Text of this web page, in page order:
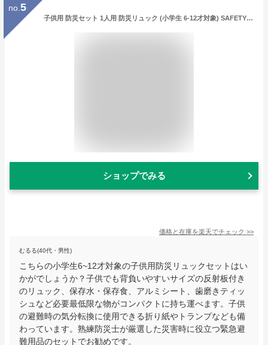
no. 5
子供用 防災セット 1人用 防災リュック (小学生 6-12才対象) SAFETY FIRST KIDS キッズ 子ども用 防災グッズ セット ピースアップ 避難セット 軽量 コンパクト 児童用 避難訓練 こども用 防災用品 非常用持ち出し袋
ショップでみる
価格と在庫を楽天でチェック >>
むるる(40代・男性)
こちらの小学生6~12才対象の子供用防災リュックセットはい
かがでしょうか？子供でも背負いやすいサイズの反射板付き
のリュック、保存水・保存食、アルミシート、歯磨きティッ
シュなど必要最低限な物がコンパクトに持ち運べます。子供
の避難時の気分転換に使用できる折り紙やトランプなども備
わっています。熟練防災士が厳選した災害時に役立つ緊急避
難用品のセットでお勧めです。